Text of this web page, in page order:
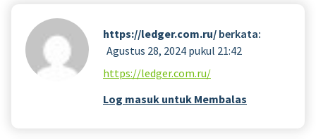
https://ledger.com.ru/ berkata:
Agustus 28, 2024 pukul 21:42
https://ledger.com.ru/
Log masuk untuk Membalas